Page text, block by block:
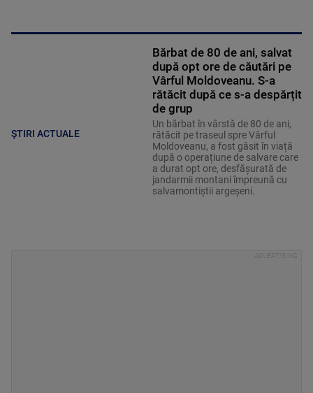
ȘTIRI ACTUALE
Bărbat de 80 de ani, salvat
după opt ore de căutări pe
Vârful Moldoveanu. S-a
rătăcit după ce s-a despărțit
de grup
Un bărbat în vârstă de 80 de ani,
rătăcit pe traseul spre Vârful
Moldoveanu, a fost găsit în viață
după o operațiune de salvare care
a durat opt ore, desfășurată de
jandarmii montani împreună cu
salvamontiștii argeșeni.